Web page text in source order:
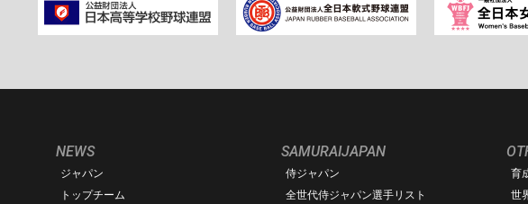
NEWS
ジャパン
トップチーム
SAMURAIJAPAN
侍ジャパン
全世代侍ジャパン選手リスト
育
世